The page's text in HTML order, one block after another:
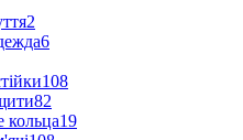
2
6
108
82
кольца19